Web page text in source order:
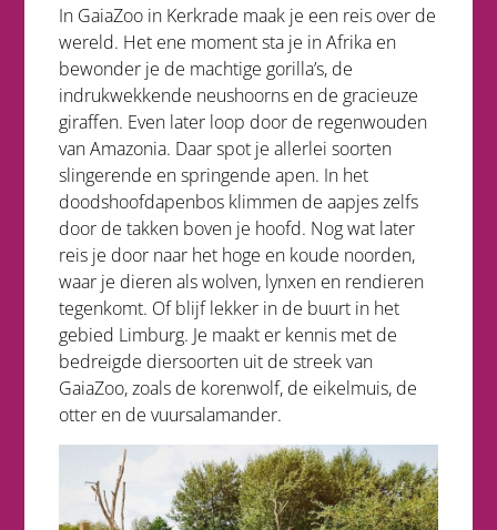
In GaiaZoo in Kerkrade maak je een reis over de
wereld. Het ene moment sta je in Afrika en
bewonder je de machtige gorilla’s, de
indrukwekkende neushoorns en de gracieuze
giraffen. Even later loop door de regenwouden
van Amazonia. Daar spot je allerlei soorten
slingerende en springende apen. In het
doodshoofdapenbos klimmen de aapjes zelfs
door de takken boven je hoofd. Nog wat later
reis je door naar het hoge en koude noorden,
waar je dieren als wolven, lynxen en rendieren
tegenkomt. Of blijf lekker in de buurt in het
gebied Limburg. Je maakt er kennis met de
bedreigde diersoorten uit de streek van
GaiaZoo, zoals de korenwolf, de eikelmuis, de
otter en de vuursalamander.